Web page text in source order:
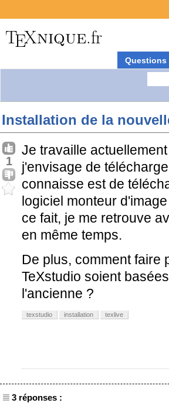
Questions
Installation de la
1
Je travaille
j'envisage de
connaisse est de
logiciel monteur
ce fait, je me retrouve
en même temps.
De plus, comment faire
TeXstudio soient
l'ancienne ?
texstudio installation texlive
3 réponses :